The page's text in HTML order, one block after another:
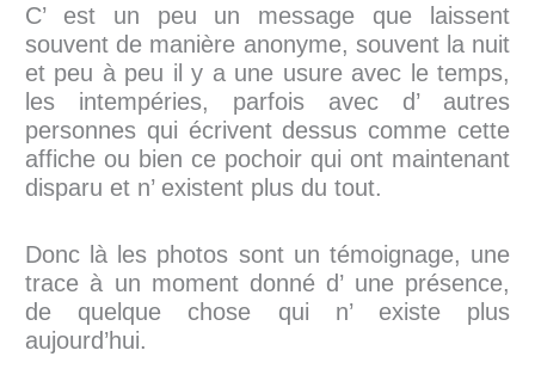
C’ est un peu un message que laissent
souvent de manière anonyme, souvent la nuit
et peu à peu il y a une usure avec le temps,
les intempéries, parfois avec d’ autres
personnes qui écrivent dessus comme cette
affiche ou bien ce pochoir qui ont maintenant
disparu et n’ existent plus du tout.
Donc là les photos sont un témoignage, une
trace à un moment donné d’ une présence,
de quelque chose qui n’ existe plus
aujourd’hui.